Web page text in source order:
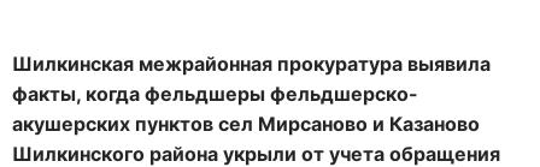
Шилкинская межрайонная прокуратура выявила
факты, когда фельдшеры фельдшерско-
акушерских пунктов сел Мирсаново и Казаново
Шилкинского района укрыли от учета обращения